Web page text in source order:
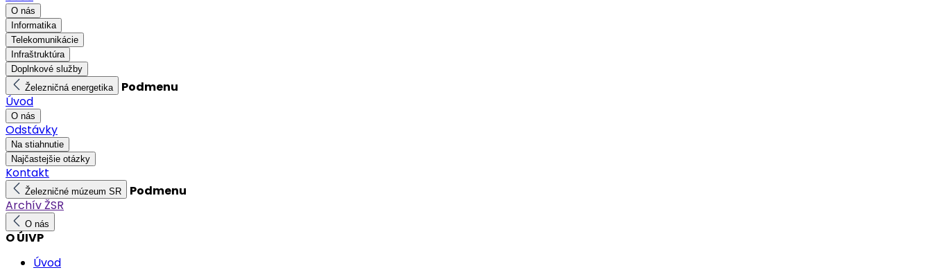
O nás
Informatika
Telekomunikácie
Infraštruktúra
Doplnkové služby
Železničná energetika
Podmenu
Úvod
O nás
Odstávky
Na stiahnutie
Najčastejšie otázky
Kontakt
Železničné múzeum SR
Podmenu
Archív ŽSR
O nás
O ÚIVP
Úvod